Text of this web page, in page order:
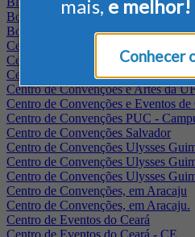
mais, e melhor!
Conhecer
BolognaFiere
Boulevard Olimpico - RJ
Centro Internacional de Convenções
Centro de Convenções - SE
Centro de Convenções de
Centro de Convenções e Artes da
Centro de Convenções e Eventos
Centro de Convenções PUC -
Centro de Convenções Salvador
Centro de Convenções Ulysses
Centro de Convenções Ulysses
Centro de Convenções Ulysses
Centro de Convenções, em Aracaju
Centro de Convenções, em Aracaju.
Centro de Eventos do Ceará
Centro de Eventos do Ceará - CE